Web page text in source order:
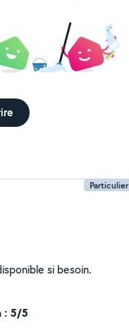
Particulier
si besoin.
: 5/5